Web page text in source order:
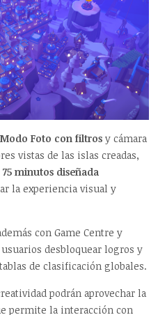
Modo Foto con filtros y cámara
vistas de las islas creadas,
minutos diseñada
la experiencia visual y
con Game Centre y
desbloquear logros y
de clasificación globales.
podrán aprovechar la
permite la interacción con